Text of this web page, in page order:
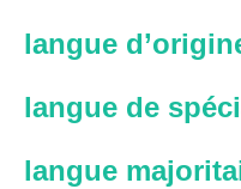
langue
langue de
langue